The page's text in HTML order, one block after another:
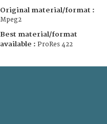
Original material/format :
Mpeg2
Best material/format
available : ProRes 422